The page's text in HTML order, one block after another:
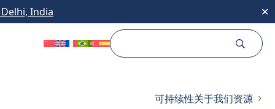
India ✕
可持续性关于我们资源